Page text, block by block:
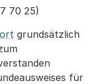
70 25)
grundsätzlich
für